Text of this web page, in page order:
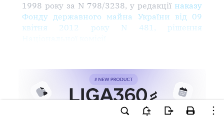
1998 року за N 798/3238, у редакції наказу
Фонду державного майна України від 09
квітня 2012 року N 481, рішення